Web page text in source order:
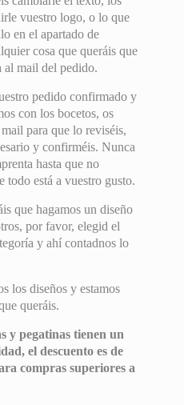
vuestro logo, o lo que
en el apartado de
cosa que queráis que
al mail del pedido.
pedido confirmado y
con los bocetos, os
para que lo reviséis,
y confirméis. Nunca
hasta que no
todo está a vuestro gusto.
que hagamos un diseño
por favor, elegid el
y ahí contadnos lo
los diseños y estamos
queráis.
y pegatinas tienen un
el descuento es de
compras superiores a